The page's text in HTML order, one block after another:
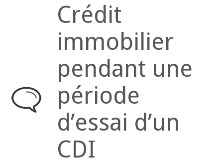
Crédit
immobilier
pendant une
période
d’essai d’un
CDI